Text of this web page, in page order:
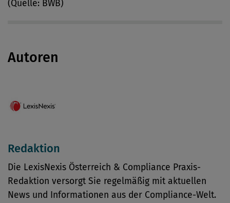
(Quelle: BWB)
Autoren
Redaktion
Die LexisNexis Österreich & Compliance Praxis-
Redaktion versorgt Sie regelmäßig mit aktuellen
News und Informationen aus der Compliance-Welt.